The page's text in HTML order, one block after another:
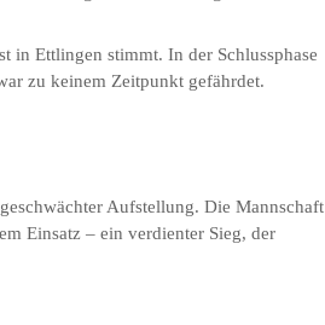
in Ettlingen stimmt. In der Schlussphase
zu keinem Zeitpunkt gefährdet.
Aufstellung. Die Mannschaft
Einsatz – ein verdienter Sieg, der